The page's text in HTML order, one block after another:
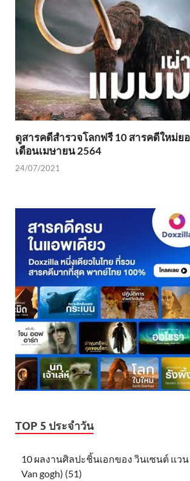
ดูสารคดีสำรวจโลกฟรี 10 สารคดีใหม่ย
เดือนเมษายน 2564
24/07/2021
TOP 5 ประจำวัน
10 ผลงานศิลปะชิ้นเอกของ วินเซนต์ แวน
Van gogh) (51)